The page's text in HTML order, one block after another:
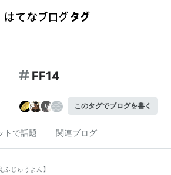
FF14
このタグでブログを書く
トで話題 関連ブログ
ふじゅうよん】